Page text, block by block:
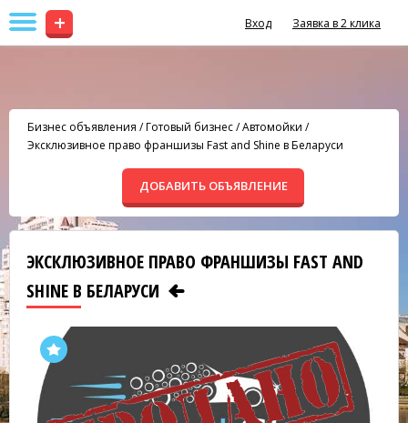
+ Вход Заявка в 2 клика
Бизнес объявления /Готовый бизнес/Автомойки /
Эксклюзивное право франшизы Fast and Shine в Беларуси
ДОБАВИТЬ ОБЪЯВЛЕНИЕ
ЭКСКЛЮЗИВНОЕ ПРАВО ФРАНШИЗЫ FAST AND
SHINE В БЕЛАРУСИ